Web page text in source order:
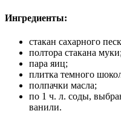
Ингредиенты:
стакан сахарного
полтора стакана
пара яиц;
плитка темного
полпачки масла;
по 1 ч. л. соды,
ванили.